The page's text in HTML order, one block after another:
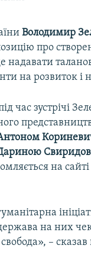
Володимир
про
надавати
на розвиток і
час зустрічі
на
на них
– сказав